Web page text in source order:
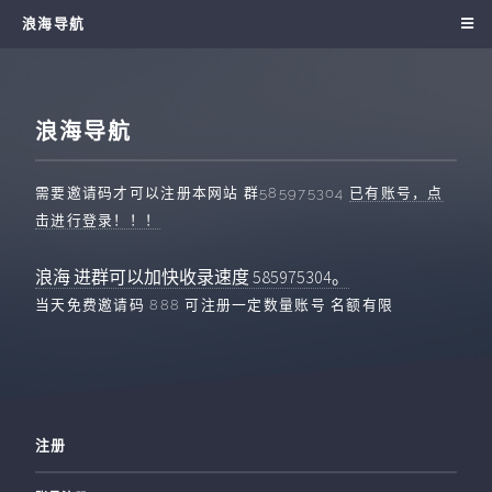
浪海导航
浪海导航
需要邀请码才可以注册本网站 群585975304 已有账号，点
击进行登录！！！
浪海 进群可以加快收录速度 585975304。
当天免费邀请码 888 可注册一定数量账号 名额有限
注册